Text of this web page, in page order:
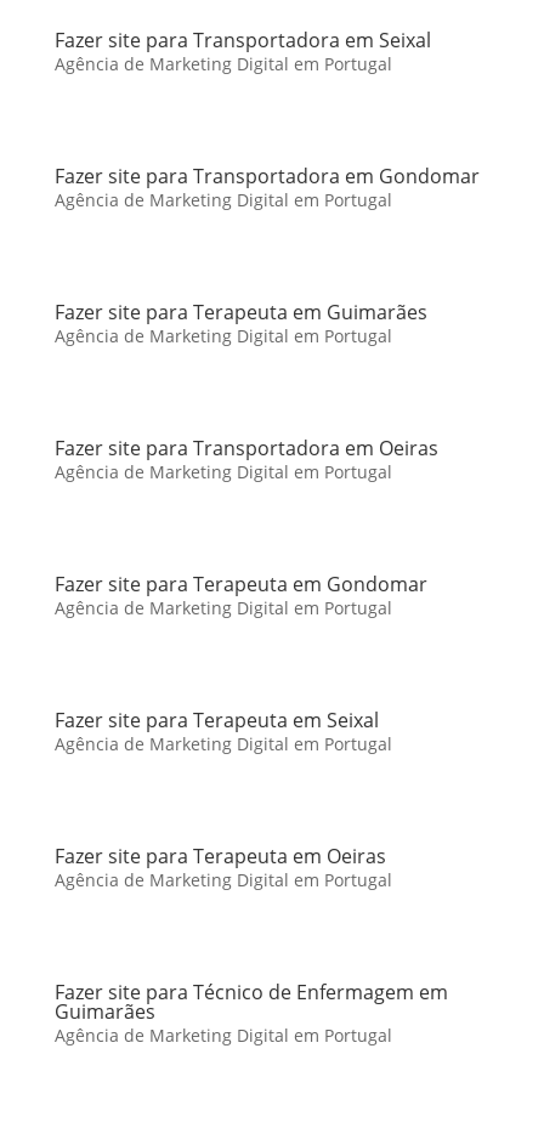
Fazer site para Transportadora em Seixal
Agência de Marketing Digital em Portugal
Fazer site para Transportadora em Gondomar
Agência de Marketing Digital em Portugal
Fazer site para Terapeuta em Guimarães
Agência de Marketing Digital em Portugal
Fazer site para Transportadora em Oeiras
Agência de Marketing Digital em Portugal
Fazer site para Terapeuta em Gondomar
Agência de Marketing Digital em Portugal
Fazer site para Terapeuta em Seixal
Agência de Marketing Digital em Portugal
Fazer site para Terapeuta em Oeiras
Agência de Marketing Digital em Portugal
Fazer site para Técnico de Enfermagem em
Guimarães
Agência de Marketing Digital em Portugal